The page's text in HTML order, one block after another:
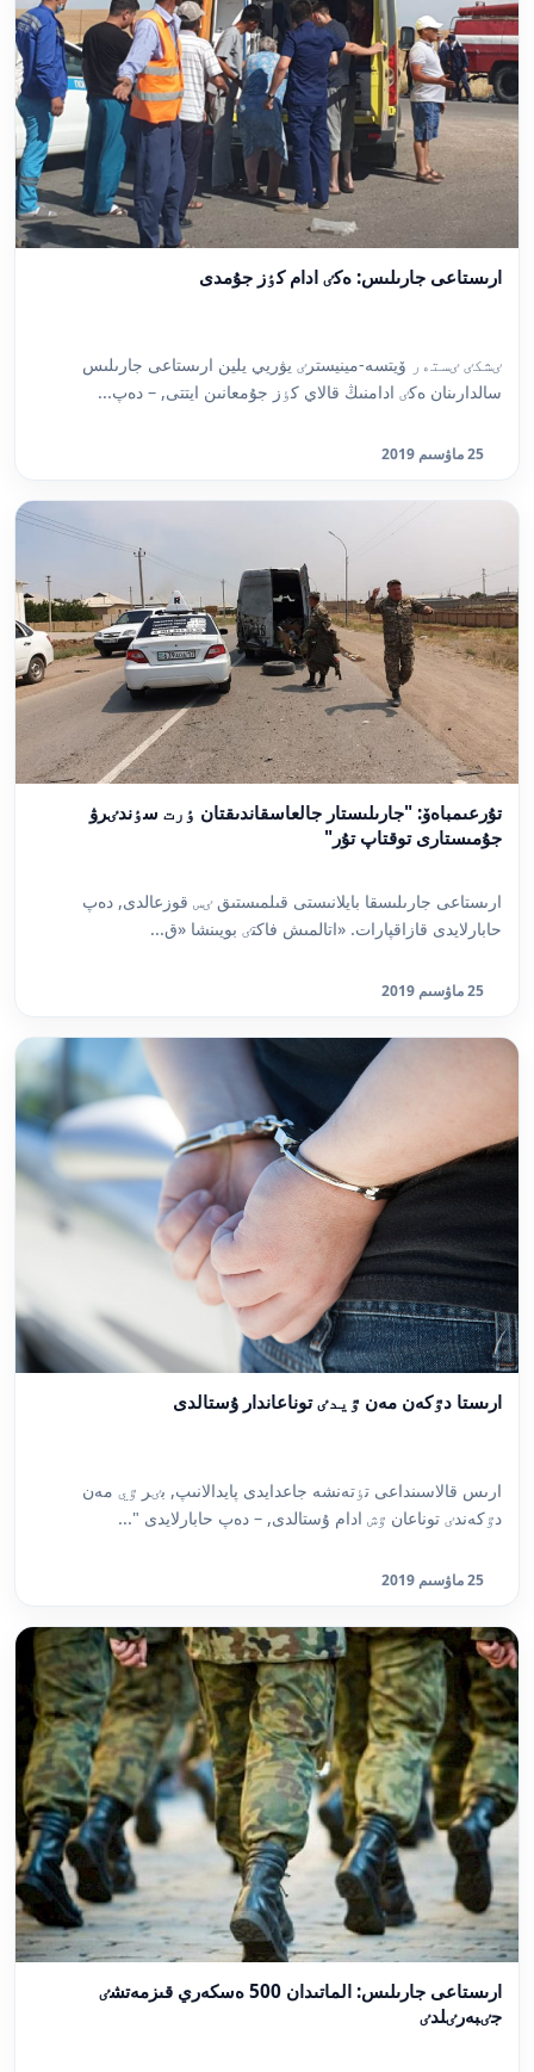
ارىستاعى جارىلىس: ەكٸ ادام كٶز جۇمدى
ٸشكٸ ٸستەر ۆيتسە-مينيسترٸ يۋريي يلين ارىستاعى جارىلىس
سالدارىنان ەكٸ ادامنىڭ قالاي كٶز جۇمعانىن ايتتى, – دەپ...
25 ماۋسىم 2019
تۇرعىمباەۆ: "جارىلىستار جالعاسقاندىقتان ٶرت سٶندٸرۋ
جۇمىستارى توقتاپ تۇر"
ارىستاعى جارىلىسقا بايلانىستى قىلمىستىق ٸس قوزعالدى, دەپ
حابارلايدى قازاقپارات. «اتالمىش فاكتٸ بويىنشا «ق...
25 ماۋسىم 2019
ارىستا دٷكەن مەن ٷيدٸ توناعاندار ۇستالدى
ارىس قالاسىنداعى تٶتەنشە جاعدايدى پايدالانىپ, بٸر ٷي مەن
دٷكەندٸ توناعان ٷش ادام ۇستالدى, – دەپ حابارلايدى "...
25 ماۋسىم 2019
ارىستاعى جارىلىس: الماتىدان 500 ەسكەري قىزمەتشٸ
جٸبەرٸلدٸ